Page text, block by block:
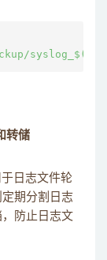
转储
日志文件轮
期分割日志
防止日志文